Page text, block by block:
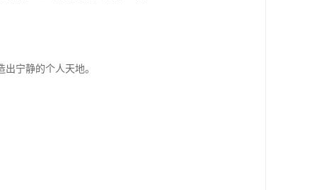
宁静的个人天地。